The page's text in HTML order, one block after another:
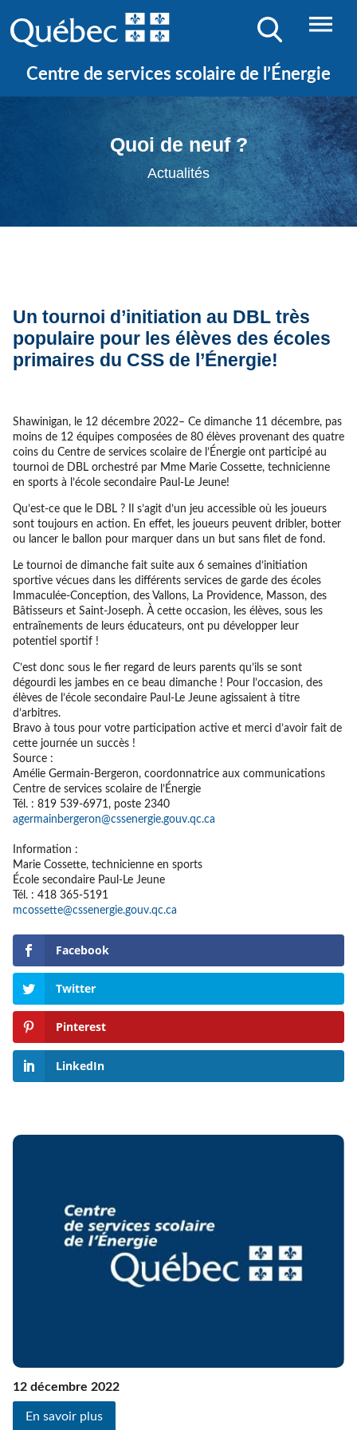
Centre de services scolaire de l’Énergie
Quoi de neuf ?
Actualités
Un tournoi d’initiation au DBL très
populaire pour les élèves des écoles
primaires du CSS de l’Énergie!
Shawinigan, le 12 décembre 2022– Ce dimanche 11 décembre, pas
moins de 12 équipes composées de 80 élèves provenant des quatre
coins du Centre de services scolaire de l’Énergie ont participé au
tournoi de DBL orchestré par Mme Marie Cossette, technicienne
en sports à l’école secondaire Paul-Le Jeune!
Qu’est-ce que le DBL ? Il s’agit d’un jeu accessible où les joueurs
sont toujours en action. En effet, les joueurs peuvent dribler, botter
ou lancer le ballon pour marquer dans un but sans filet de fond.
Le tournoi de dimanche fait suite aux 6 semaines d’initiation
sportive vécues dans les différents services de garde des écoles
Immaculée-Conception, des Vallons, La Providence, Masson, des
Bâtisseurs et Saint-Joseph. À cette occasion, les élèves, sous les
entraînements de leurs éducateurs, ont pu développer leur
potentiel sportif !
C’est donc sous le fier regard de leurs parents qu’ils se sont
dégourdi les jambes en ce beau dimanche ! Pour l’occasion, des
élèves de l’école secondaire Paul-Le Jeune agissaient à titre
d’arbitres.
Bravo à tous pour votre participation active et merci d’avoir fait de
cette journée un succès !
Source :
Amélie Germain-Bergeron, coordonnatrice aux communications
Centre de services scolaire de l’Énergie
Tél. : 819 539-6971, poste 2340
agermainbergeron@cssenergie.gouv.qc.ca
Information :
Marie Cossette, technicienne en sports
École secondaire Paul-Le Jeune
Tél. : 418 365-5191
mcossette@cssenergie.gouv.qc.ca
Facebook
Twitter
Pinterest
LinkedIn
12 décembre 2022
En savoir plus